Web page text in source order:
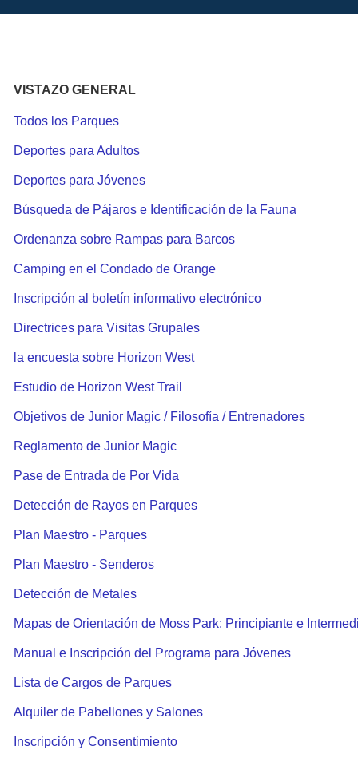
VISTAZO GENERAL
Todos los Parques
Deportes para Adultos
Deportes para Jóvenes
Búsqueda de Pájaros e Identificación de la Fauna
Ordenanza sobre Rampas para Barcos
Camping en el Condado de Orange
Inscripción al boletín informativo electrónico
Directrices para Visitas Grupales
la encuesta sobre Horizon West
Estudio de Horizon West Trail
Objetivos de Junior Magic / Filosofía / Entrenadores
Reglamento de Junior Magic
Pase de Entrada de Por Vida
Detección de Rayos en Parques
Plan Maestro - Parques
Plan Maestro - Senderos
Detección de Metales
Mapas de Orientación de Moss Park: Principiante e
Manual e Inscripción del Programa para Jóvenes
Lista de Cargos de Parques
Alquiler de Pabellones y Salones
Inscripción y Consentimiento